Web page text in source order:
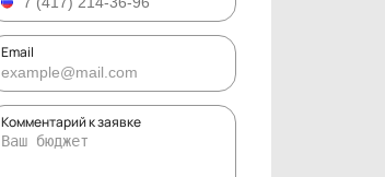
Email
Комментарий к заявке